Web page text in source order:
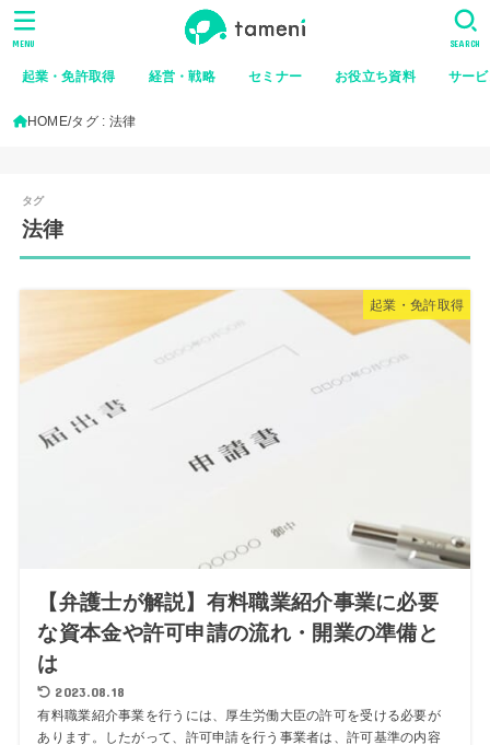
起業・免許取得 経営・戦略 セミナー お役立ち資料 サー
SEARCH
MENU
HOME タグ : 法律
法律
起業・免許取得
【弁護士が解説】有料職業紹介事業に必要
な資本金や許可申請の流れ・開業の準備と
は
2023.08.18
有料職業紹介事業を行うには、厚生労働大臣の許可を受ける必要が
あります。したがって、許可申請を行う事業者は、許可基準の内容